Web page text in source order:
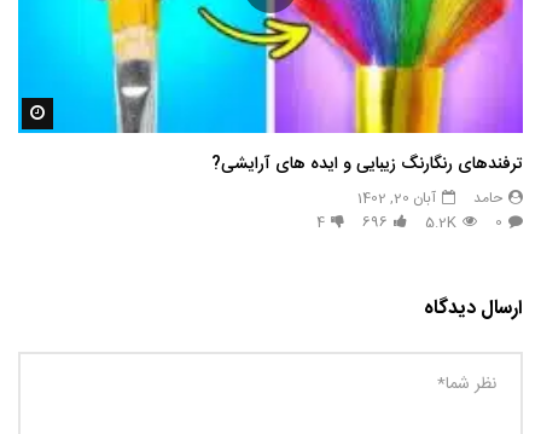
ترفندهای رنگارنگ زیبایی و ایده های آرایشی?
حامد
آبان 20, 1402
0
5.2K
696
4
ارسال دیدگاه